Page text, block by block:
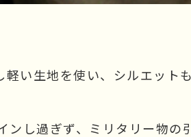
い生地を使い、シルエット
ンし過ぎず、ミリタリー物